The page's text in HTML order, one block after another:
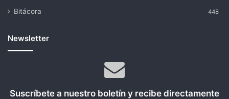
Bitácora 448
Newsletter
Suscríbete a nuestro boletín y recibe directamente